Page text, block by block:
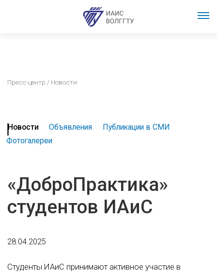
Пресс-центр / Новости
Новости Объявления
Публикации в СМИ
Фотогалереи
«ДоброПрактика»
студентов ИАиС
28.04.2025
Студенты ИАиС принимают активное участие в